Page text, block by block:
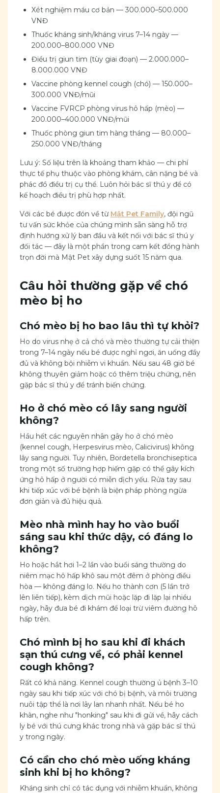
Xét nghiệm máu cơ bản — 300.000–500.000
VNĐ
Thuốc kháng sinh/kháng virus 7–14 ngày —
200.000–800.000 VNĐ
Điều trị giun tim (tùy giai đoạn) — 2.000.000–
8.000.000 VNĐ
Vaccine phòng kennel cough (chó) — 150.000–
300.000 VNĐ/mũi
Vaccine FVRCP phòng virus hô hấp (mèo) —
200.000–400.000 VNĐ/mũi
Thuốc phòng giun tim hàng tháng — 80.000–
250.000 VNĐ/tháng
Lưu ý: Số liệu trên là khoảng tham khảo — chi phí
thực tế phụ thuộc vào phòng khám, cân nặng bé và
phác đồ điều trị cụ thể. Luôn hỏi bác sĩ thú y để có
kế hoạch điều trị phù hợp nhất.
Với các bé được đón về từ Mật Pet Family, đội ngũ
tư vấn sức khỏe của chúng mình sẵn sàng hỗ trợ
định hướng xử lý ban đầu và kết nối với bác sĩ thú y
đối tác — đây là một phần trong cam kết đồng hành
trọn đời mà Mật Pet xây dựng suốt 15 năm qua.
Câu hỏi thường gặp về chó
mèo bị ho
Chó mèo bị ho bao lâu thì tự khỏi?
Ho do virus nhẹ ở cả chó và mèo thường tự cải thiện
trong 7–14 ngày nếu bé được nghỉ ngơi, ăn uống đầy
đủ và không bội nhiễm vi khuẩn. Nếu sau 48 giờ bé
không thuyên giảm hoặc có thêm triệu chứng, nên
gặp bác sĩ thú y để tránh biến chứng.
Ho ở chó mèo có lây sang người
không?
Hầu hết các nguyên nhân gây ho ở chó mèo
(kennel cough, Herpesvirus mèo, Calicivirus) không
lây sang người. Tuy nhiên, Bordetella bronchiseptica
trong một số trường hợp hiếm gặp có thể gây kích
ứng hô hấp ở người có miễn dịch yếu. Rửa tay sau
khi tiếp xúc với bé bệnh là biện pháp phòng ngừa
đơn giản và đủ hiệu quả.
Mèo nhà mình hay ho vào buổi
sáng sau khi thức dậy, có đáng lo
không?
Ho hoặc hắt hơi 1–2 lần vào buổi sáng thường do
niêm mạc hô hấp khô sau một đêm ở phòng điều
hòa — không đáng lo. Nếu ho thành cơn (5 lần trở
lên liên tiếp), kèm dịch mũi hoặc lặp đi lặp lại nhiều
ngày, hãy đưa bé đi khám để loại trừ viêm đường hô
hấp trên.
Chó mình bị ho sau khi đi khách
sạn thú cưng về, có phải kennel
cough không?
Rất có khả năng. Kennel cough thường ủ bệnh 3–10
ngày sau khi tiếp xúc với chó bị bệnh, và môi trường
nuôi tập thể là nơi lây lan nhanh nhất. Nếu bé ho
khàn, nghe như "honking" sau khi đi gửi về, hãy cách
ly bé với thú cưng khác trong nhà và gặp bác sĩ thú
y trong ngày.
Có cần cho chó mèo uống kháng
sinh khi bị ho không?
Kháng sinh chỉ có tác dụng với nhiễm khuẩn, không